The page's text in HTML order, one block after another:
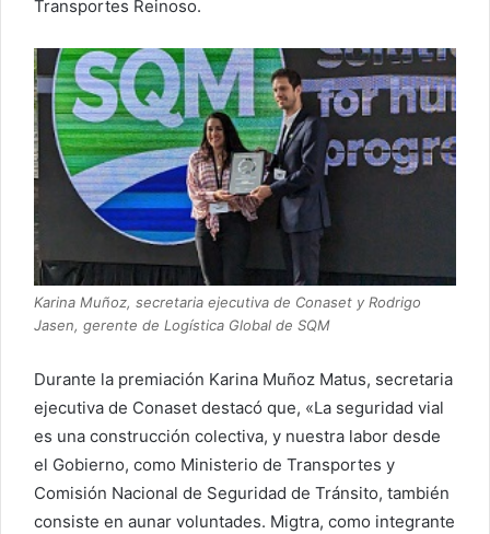
Transportes Reinoso.
Karina Muñoz, secretaria ejecutiva de Conaset y Rodrigo
Jasen, gerente de Logística Global de SQM
Durante la premiación Karina Muñoz Matus, secretaria
ejecutiva de Conaset destacó que, «La seguridad vial
es una construcción colectiva, y nuestra labor desde
el Gobierno, como Ministerio de Transportes y
Comisión Nacional de Seguridad de Tránsito, también
consiste en aunar voluntades. Migtra, como integrante